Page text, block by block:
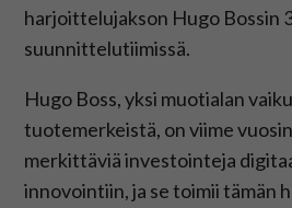
harjoittelujakson Hugo Bossin
suunnittelutiimissä.
Hugo Boss, yksi muotialan
tuotemerkeistä, on viime
merkittäviä investointeja
innovointiin, ja se toimii tämän